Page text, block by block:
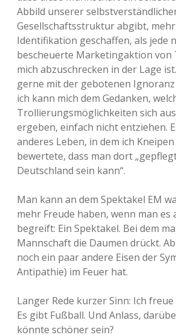
Abbild unserer
Gesellschaftsstruktur abgibt,
Identifikation geschaffen, als jede
bescheuerte Marketingaktion von
mich abzuschrecken in der Lage
gerne mit der gebotenen
ich kann mich dem Gedanken,
Trollierungsmöglichkeiten sich
ergeben, einfach nicht entziehen.
anderes Leben, in dem ich
bewertete, dass man dort
Deutschland sein kann“.
Man kann an dem Spektakel EM
mehr Freude haben, wenn man es
begreift: Ein Spektakel. Bei dem
Mannschaft die Daumen drückt.
noch ein paar andere Eisen der
Antipathie) im Feuer hat.
Langer Rede kurzer Sinn: Ich freue
Es gibt Fußball. Und Anlass,
könnte schöner sein?